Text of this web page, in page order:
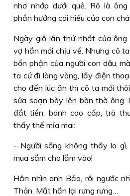
nhơ nhớp dưới quê. Rõ là
phần hưởng cái hiếu của con
Ngày giỗ lần thứ nhất của
vợ hắn mới chịu về. Nhưng cô
bổn phận của người con dâu,
ta cứ đi lòng vòng, lấy điện
cho đến lúc ăn thì cô ta mới
sửa soạn bày lên bàn thờ ông
đắt tiền, bánh cao cấp, trà
thấy thế mỉa mai:
- Người sống không thấy lo
mua sắm cho lắm vào!
Hắn nhìn anh Bảo, rồi ngước
Thân. Mắt hắn lại rưng rưng…